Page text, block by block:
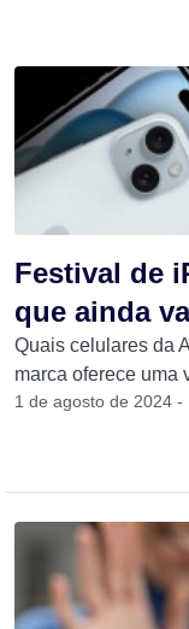
Festival de
que ainda
Quais celulares da
marca oferece uma
1 de agosto de 2024 -